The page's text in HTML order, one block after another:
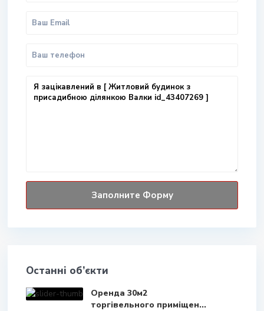
Останні об’єкти
Оренда 30м2
торгівельного приміщен...